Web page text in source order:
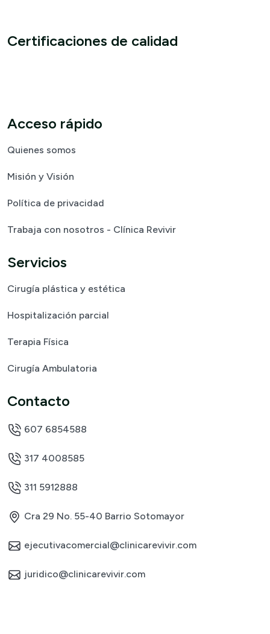
Certificaciones de calidad
Acceso rápido
Quienes somos
Misión y Visión
Política de privacidad
Trabaja con nosotros - Clínica Revivir
Servicios
Cirugía plástica y estética
Hospitalización parcial
Terapia Física
Cirugía Ambulatoria
Contacto
607 6854588
317 4008585
311 5912888
Cra 29 No. 55-40 Barrio Sotomayor
ejecutivacomercial@clinicarevivir.com
juridico@clinicarevivir.com